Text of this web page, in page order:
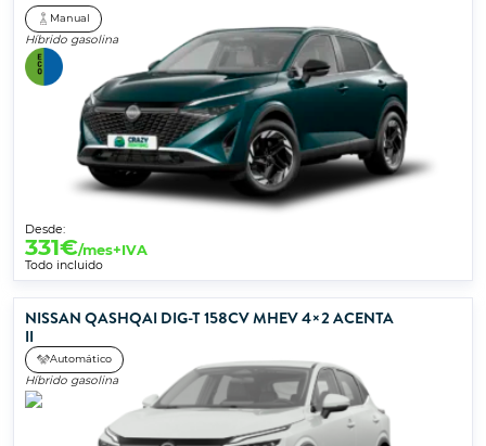
Manual
Híbrido gasolina
Desde:
331€/mes+IVA
Todo incluido
NISSAN QASHQAI DIG-T 158CV MHEV 4×2 ACENTA
II
Automático
Híbrido gasolina